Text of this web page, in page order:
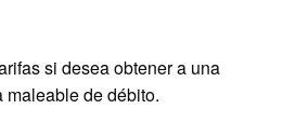
si desea obtener a una
maleable de débito.